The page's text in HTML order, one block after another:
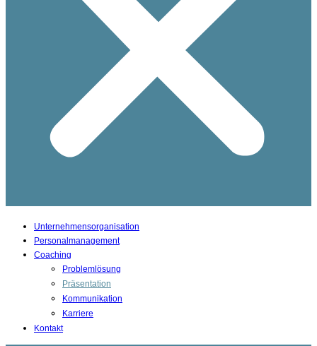
Unternehmensorganisation
Personalmanagement
Coaching
Problemlösung
Präsentation
Kommunikation
Karriere
Kontakt